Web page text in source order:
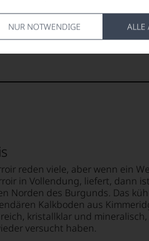
NUR NOTWENDIGE ALLE
Frankreich
reden viele, aber wenn ein
in Vollendung, liefert, dann
Norden des Burgunds. Das
Kalkboden aus
kristallklar und
versucht haben.